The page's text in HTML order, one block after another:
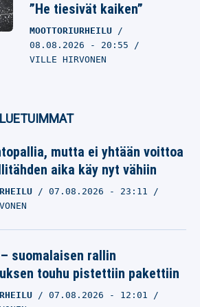
”He tiesivät kaiken”
MOOTTORIURHEILU
08.08.2026 - 20:55
VILLE HIRVONEN
mutta ei yhtään voittoa
aika käy nyt vähiin
07.08.2026 - 23:11
suomalaisen rallin
touhu pistettiin pakettiin
07.08.2026 - 12:01